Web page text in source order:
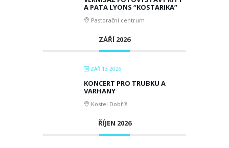
A PATA LYONS “KOSTARIKA”
Pastorační centrum
ZÁŘÍ 2026
ZÁŘ 13 2026
KONCERT PRO TRUBKU A
VARHANY
Kostel Dobříš
ŘÍJEN 2026